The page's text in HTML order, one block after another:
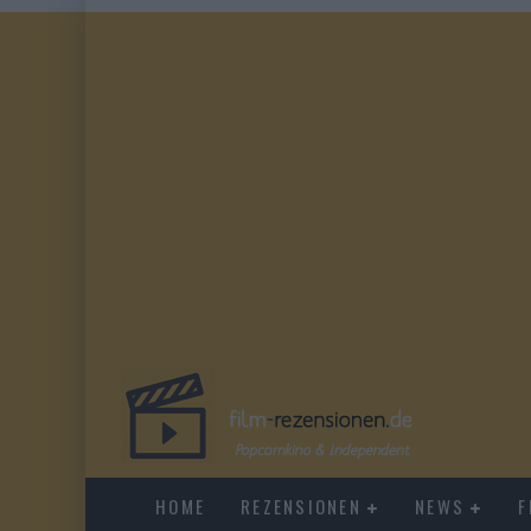
HOME REZENSIONEN NEWS